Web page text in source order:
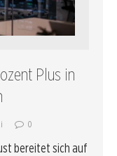
Plus in
0
bereitet sich auf